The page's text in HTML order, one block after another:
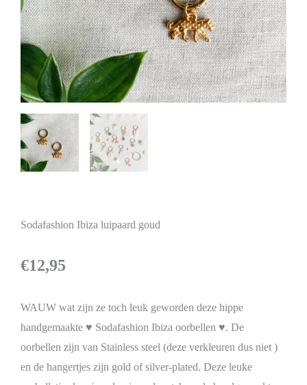
Sodafashion Ibiza luipaard goud
€12,95
WAUW wat zijn ze toch leuk geworden deze hippe
handgemaakte ♥ Sodafashion Ibiza oorbellen ♥. De
oorbellen zijn van Stainless steel (deze verkleuren dus niet )
en de hangertjes zijn gold of silver-plated. Deze leuke